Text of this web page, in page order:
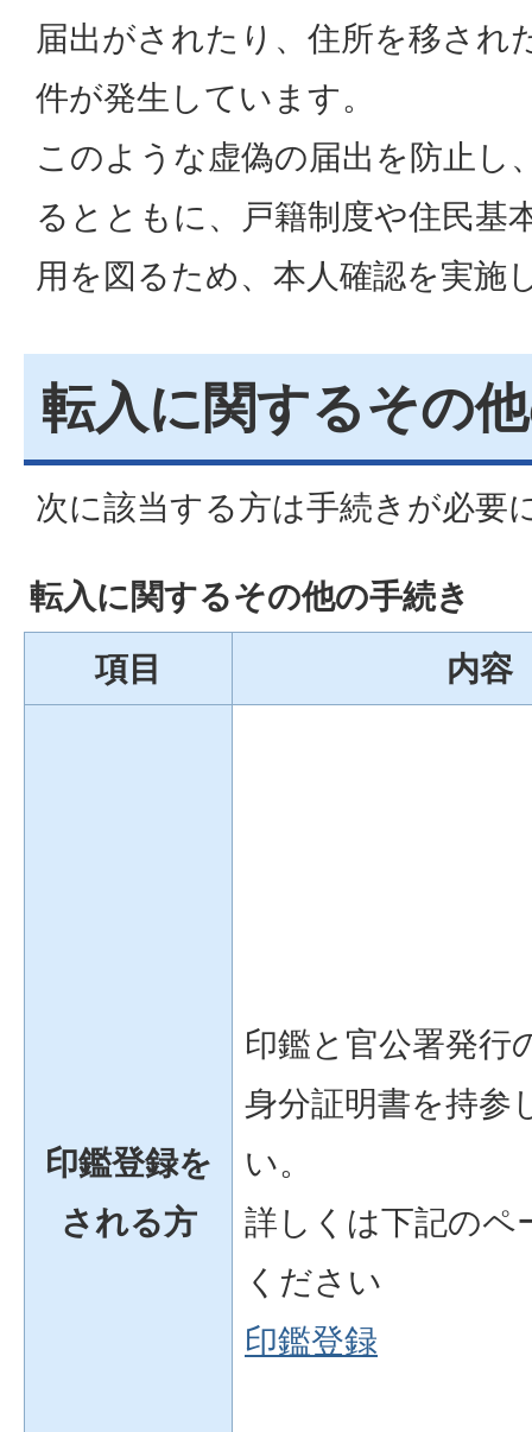
届出がされたり、住所を移され
件が発生しています。
このような虚偽の届出を防止し
るとともに、戸籍制度や住民基
用を図るため、本人確認を実施
転入に関するその
次に該当する方は手続きが必要
転入に関するその他の手続き
項目
内容
印鑑登録を
される方
印鑑と官公署発行
身分証明書を持参
い。
詳しくは下記のペ
ください
印鑑登録